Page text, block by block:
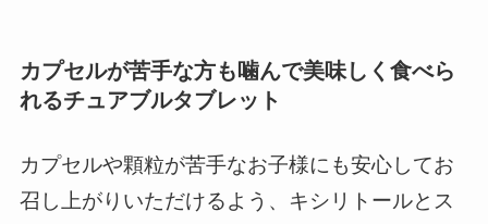
カプセルが苦手な方も噛んで美味しく食べら
れるチュアブルタブレット
カプセルや顆粒が苦手なお子様にも安心してお
召し上がりいただけるよう、キシリトールとス